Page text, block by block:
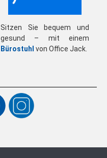
Sitzen Sie bequem und
gesund – mit einem
Bürostuhl von Office Jack.